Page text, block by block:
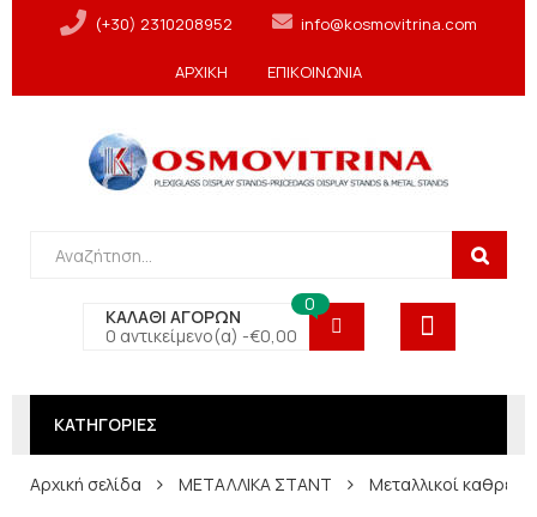
(+30) 2310208952 info@kosmovitrina.com
ΑΡΧΙΚΗ ΕΠΙΚΟΙΝΩΝΙΑ
ΚΑΛΑΘΙ ΑΓΟΡΩΝ
0 αντικείμενο(α) -€0,00
0
ΚΑΤΗΓΟΡΙΕΣ
Αρχική σελίδα ΜΕΤΑΛΛΙΚΑ ΣΤΑΝΤ Μεταλλικοί